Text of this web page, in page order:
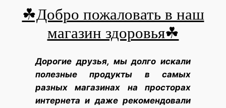
☘Добро пожаловать в наш
магазин здоровья☘
Дорогие друзья, мы долго искали
полезные продукты в самых
разных магазинах на просторах
интернета и даже рекомендовали